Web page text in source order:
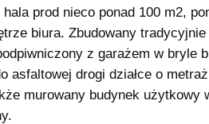
prod nieco ponad 100 m2,
biura. Zbudowany tradycyjnie
z garażem w bryle
asfaltowej drogi działce o
murowany budynek użytkowy